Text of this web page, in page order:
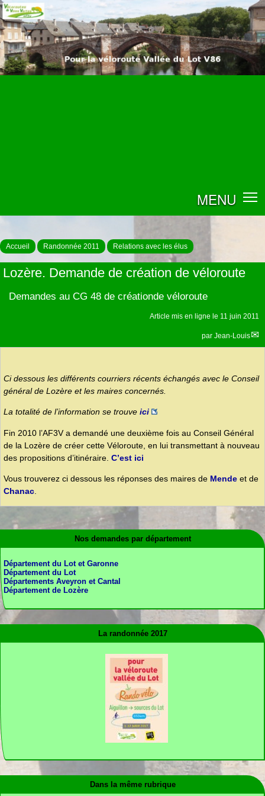
MENU
Accueil Randonnée 2011 Relations avec les élus
Lozère. Demande de création de véloroute
Demandes au CG 48 de créationde véloroute
Article mis en ligne le 11 juin 2011
par Jean-Louis
Ci dessous les différents courriers récents échangés avec le Conseil
général de Lozère et les maires concernés.
La totalité de l’information se trouve ici
Fin 2010 l’AF3V a demandé une deuxième fois au Conseil Général
de la Lozère de créer cette Véloroute, en lui transmettant à nouveau
des propositions d’itinéraire. C’est ici
Vous trouverez ci dessous les réponses des maires de Mende et de
Chanac
Nos demandes par département
Département du Lot et Garonne
Département du Lot
Départements Aveyron et Cantal
Département de Lozère
La randonnée 2017
Dans la même rubrique